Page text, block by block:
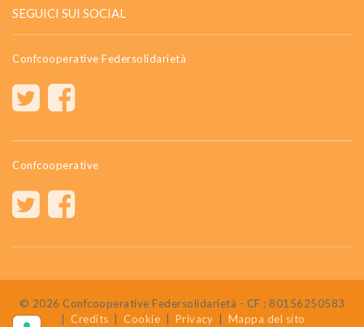
SEGUICI SUI SOCIAL
Confcooperative Federsolidarietà
Confcooperative
© 2026 Confcooperative Federsolidarietà - CF : 80156250583
| Credits | Cookie | Privacy | Mappa del sito